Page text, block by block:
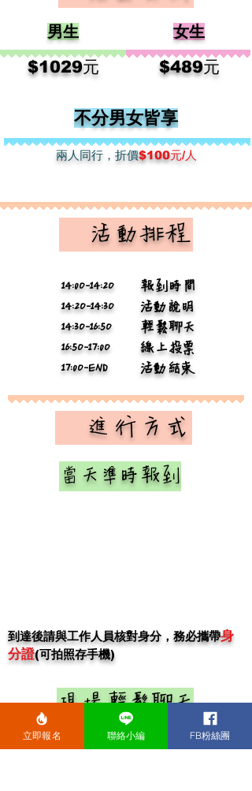
男生
​$1029元
女生
​$489元
不分男女皆享
兩人​同行，折價$100元/人
​ 活動排程
14:0O-14:2O
14:2O-14:3O
14:3O-16:5O
16:5O-17:0O
17:0O-END
報到時間
活動說明
輕鬆聊天
線上投票
活動結束
​ 進行方式
當天準時報到
​到達後請與工作人員核對身分，務必攜帶身
分證(可拍照存手機)
現場輕鬆聊天
立即報名 聯絡小編 FB粉絲團